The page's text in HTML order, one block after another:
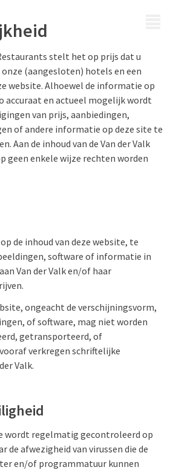
stelt het op prijs dat u
(aangesloten) hotels en een
website. Alhoewel de informatie op
accuraat en actueel mogelijk wordt
van prijs, aanbiedingen,
of andere informatie op deze site te
Aan de inhoud van de Van der Valk
geen enkele wijze rechten worden
de inhoud van deze website, te
software of informatie in
Van der Valk en/of haar
ongeacht de verschijningsvorm,
of software, mag niet worden
getransporteerd, of
verkregen schriftelijke
Valk.
wordt regelmatig gecontroleerd op
de afwezigheid van virussen die de
en/of programmatuur kunnen